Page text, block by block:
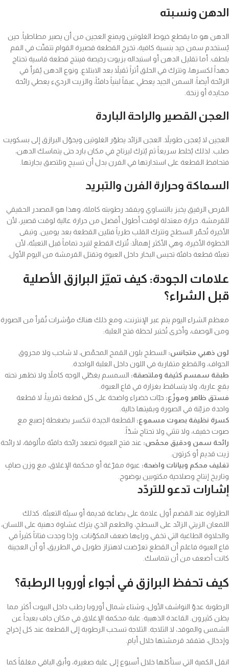
الدهن ونسبته
الدهن هو ما يقطع خيوط الغلوتين ويمنع العجين من أن يصير مطاطياً. حين
يُستخدم سمن جيد بنسبة كافية، تخرج القطعة قصيرة القوام تتفتّت في الفم
بلطف. أما تقليل الدهن أو استبداله بزيوت رخيصة فينتج قطعة قاسية تحتاج
جهداً لكسرها، وتترك في الحلق أثراً ثقيلاً بعد الابتلاع. ونوع الدهن يُقرأ في
الرائحة أيضاً: السمن الجيد يعطي عبقاً لبنياً دافئاً، والزيت الرديء يعطي رائحة
محايدة أو زنخة.
العجن القصير والراحة الباردة
العجين لا يُعجن طويلاً. العجن الزائد يطوّر الغلوتين ويحوّل البرازق إلى بسكويت
صلب. لذلك يُخلط سريعاً ثم يُترك ليرتاح في مكان بارد حتى يتماسك الدهن،
فتحافظ القطعة على استدارتها في الفرن بدل أن تسيح وتلتصق بجارتها.
السماكة وحرارة الفرن والتبريد
القرص الرقيق يخبز بالتساوي ويفقد رطوبته كاملة، وهذا هو المصدر الحقيقي
للقرمشة. حرارة معتدلة لوقت أطول أفضل من حرارة عالية لوقت قصير، لأن
الأخيرة تُحمّر السطح وتترك القلب طرياً فتلين القطعة بعد يومين. وتبقى
الخطوة الأخيرة، وهي الأكثر إهمالاً: تُترك القطع لتبرد تماماً قبل التعبئة، لأن
تعبئة قطعة دافئة تحبس البخار داخل العبوة وتقتل القرمشة من اليوم الأول.
علامات الجودة: كيف تميّز البرازق الأصلية
قبل الشراء؟
معظم الشراء اليوم يتم عبر الإنترنت، ومع ذلك هناك مؤشرات تُقرأ من الصورة
ومن الوصف، وأخرى تُختبر لحظة فتح العلبة:
لون ذهبي متجانس: السطح بلون القمح المحمّص، لا شاحب ولا محروق
الحواف، والقطع متقاربة في اللون داخل العلبة الواحدة.
طبقة سمسم كثيفة وملتصقة: السمسم يغطّي الوجه كاملاً ولا تظهر تحته
بقع عارية، ولا يتساقط بغزارة في قاع العبوة.
فستق ظاهر وموزّع: حبّات خضراء واضحة على كل قطعة تقريباً، لا قطعة
واحدة مزيّنة في الصورة وبقيتها خالية.
كسرة نظيفة بصوت مسموع: القطعة الجيدة تنكسر بضغطة إصبع مع
صوت خفيف، ولا تنثني ولا تحتاج شدّاً.
رائحة سمن ودقيق محمّص: عند فتح العبوة تصعد رائحة دافئة مألوفة، لا رائحة
زيت قديم أو كرتون.
تغليف محكم وبيانات واضحة: عبوة مفرّغة أو محكمة الإغلاق، مع وزن صافٍ
وتاريخ إنتاج وصلاحية مكتوبين بوضوح.
إشارات تدعو للتردّد
الطراوة عند القضم أول علامة على بضاعة قديمة أو سيئة التعبئة. كذلك
اللمعان الزيتي الزائد على السطح، والطعم الذي يترك غشاوة دهنية على اللسان،
والحلاوة الطاغية التي تخفي وراءها ضعف المكوّنات. وإذا وجدت فتاتاً كثيراً في
قاع العبوة فاعلم أن القطع تعرّضت لاهتزاز طويل في الطريق، أو أن العجينة
كانت أضعف من أن تتماسك.
كيف تحفظ البرازق في أجواء أوروبا الرطبة؟
الرطوبة عدوّ النواشف الأول، وشتاء شمال أوروبا رطب داخل البيوت أكثر مما
يظن كثيرون. القاعدة الذهبية: علبة محكمة الإغلاق في مكان جاف بعيداً عن
الشمس والموقد، لا الثلاجة. الثلاجة تسحب الرطوبة إلى القطعة عند كل إخراج
وإدخال، فتفقد قرمشتها خلال أيام.
انقل الكمية التي ستأكلها خلال أسبوع إلى علبة صغيرة، وأبقِ الباقي مغلقاً كما